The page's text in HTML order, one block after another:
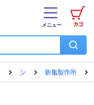
カゴ
メニュー
シ 新亀製作所